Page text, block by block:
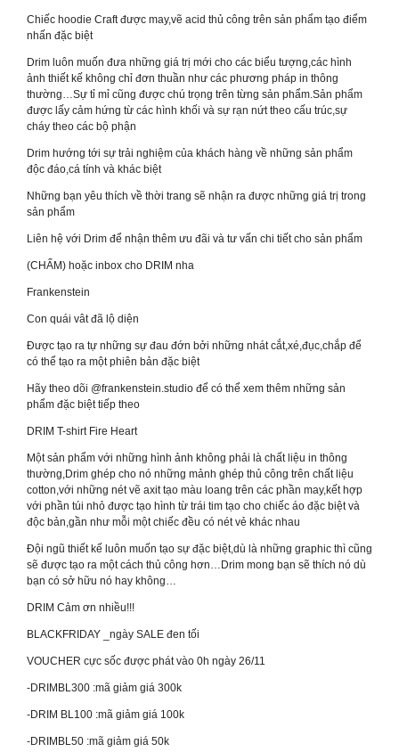
Chiếc hoodie Craft được may,vẽ acid thủ công trên sản phẩm tạo điểm
nhấn đặc biệt
Drim luôn muốn đưa những giá trị mới cho các biểu tượng,các hình
ảnh thiết kế không chỉ đơn thuần như các phương pháp in thông
thường…Sự tỉ mỉ cũng được chú trọng trên từng sản phẩm.Sản phẩm
được lấy cảm hứng từ các hình khối và sự rạn nứt theo cấu trúc,sự
cháy theo các bộ phận
Drim hướng tới sự trải nghiệm của khách hàng về những sản phẩm
độc đáo,cá tính và khác biệt
Những bạn yêu thích về thời trang sẽ nhận ra được những giá trị trong
sản phẩm
Liên hệ với Drim để nhận thêm ưu đãi và tư vấn chi tiết cho sản phẩm
(CHẤM) hoặc inbox cho DRIM nha
Frankenstein
Con quái vât đã lộ diện
Được tạo ra tự những sự đau đớn bởi những nhát cắt,xé,đục,chắp để
có thể tạo ra một phiên bản đặc biệt
Hãy theo dõi @frankenstein.studio để có thể xem thêm những sản
phẩm đặc biệt tiếp theo
DRIM T-shirt Fire Heart
Một sản phẩm với những hình ảnh không phải là chất liệu in thông
thường,Drim ghép cho nó những mảnh ghép thủ công trên chất liệu
cotton,với những nét vẽ axit tạo màu loang trên các phần may,kết hợp
với phần túi nhỏ được tạo hình từ trái tim tạo cho chiếc áo đặc biệt và
độc bản,gần như mỗi một chiếc đều có nét vẻ khác nhau
Đội ngũ thiết kế luôn muốn tạo sự đặc biệt,dù là những graphic thì cũng
sẽ được tạo ra một cách thủ công hơn…Drim mong bạn sẽ thích nó dù
bạn có sở hữu nó hay không…
DRIM Cảm ơn nhiều!!!
BLACKFRIDAY _ngày SALE đen tối
VOUCHER cực sốc được phát vào 0h ngày 26/11
-DRIMBL300 :mã giảm giá 300k
-DRIM BL100 :mã giảm giá 100k
-DRIMBL50 :mã giảm giá 50k